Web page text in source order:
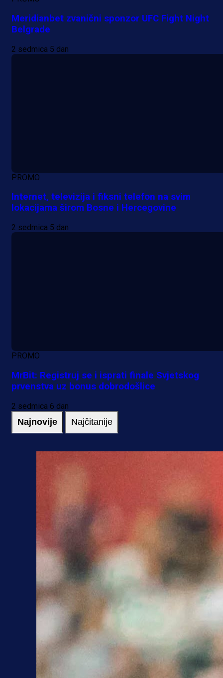
Meridianbet zvanični sponzor UFC Fight Night
Belgrade
2 sedmica 5 dan
PROMO
Internet, televizija i fiksni telefon na svim
lokacijama širom Bosne i Hercegovine
2 sedmica 5 dan
PROMO
MrBit: Registruj se i isprati finale Svjetskog
prvenstva uz bonus dobrodošlice
2 sedmica 6 dan
Najnovije Najčitanije